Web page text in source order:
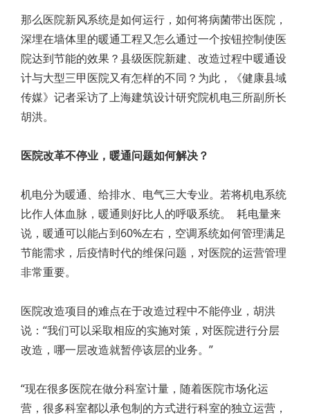
那么医院新风系统是如何运行，如何将病菌带出医院，
深埋在墙体里的暖通工程又怎么通过一个按钮控制使医
院达到节能的效果？县级医院新建、改造过程中暖通设
计与大型三甲医院又有怎样的不同？为此，《健康县域
传媒》记者采访了上海建筑设计研究院机电三所副所长
胡洪。
医院改革不停业，暖通问题如何解决？
机电分为暖通、给排水、电气三大专业。若将机电系统
比作人体血脉，暖通则好比人的呼吸系统。 耗电量来
说，暖通可以能占到60%左右，空调系统如何管理满足
节能需求，后疫情时代的维保问题，对医院的运营管理
非常重要。
医院改造项目的难点在于改造过程中不能停业，胡洪
说：“我们可以采取相应的实施对策，对医院进行分层
改造，哪一层改造就暂停该层的业务。”
“现在很多医院在做分科室计量，随着医院市场化运
营，很多科室都以承包制的方式进行科室的独立运营，